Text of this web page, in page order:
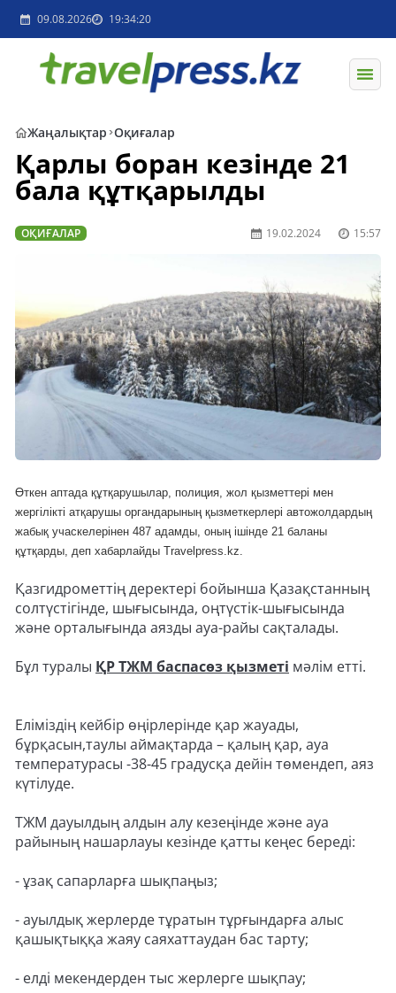
09.08.2026 19:34:20
Жаңалықтар Оқиғалар
Қарлы боран кезінде 21
бала құтқарылды
ОҚИҒАЛАР 19.02.2024 15:57
Өткен аптада құтқарушылар, полиция, жол қызметтері мен
жергілікті атқарушы органдарының қызметкерлері автожолдардың
жабық учаскелерінен 487 адамды, оның ішінде 21 баланы
құтқарды, деп хабарлайды Travelpress.kz.
Қазгидрометтің деректері бойынша Қазақстанның
солтүстігінде, шығысында, оңтүстік-шығысында
және орталығында аязды ауа-райы сақталады.
Бұл туралы ҚР ТЖМ баспасөз қызметі мәлім етті.
Еліміздің кейбір өңірлерінде қар жауады,
бұрқасын,таулы аймақтарда – қалың қар, ауа
температурасы -38-45 градусқа дейін төмендеп, аяз
күтілуде.
ТЖМ дауылдың алдын алу кезеңінде және ауа
райының нашарлауы кезінде қатты кеңес береді:
- ұзақ сапарларға шықпаңыз;
- ауылдық жерлерде тұратын тұрғындарға алыс
қашықтыққа жаяу саяхаттаудан бас тарту;
- елді мекендерден тыс жерлерге шықпау;